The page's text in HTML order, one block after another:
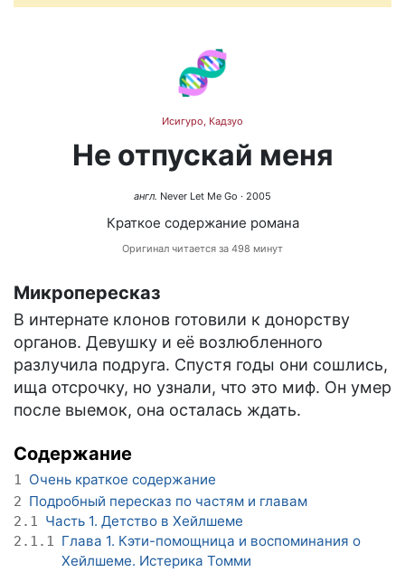
🧬
Исигуро, Кадзуо
Не отпускай меня
англ. Never Let Me Go · 2005
Краткое содержание романа
Оригинал читается за 498 минут
Микропересказ
В интернате клонов готовили к донорству
органов. Девушку и её возлюбленного
разлучила подруга. Спустя годы они сошлись,
ища отсрочку, но узнали, что это миф. Он умер
после выемок, она осталась ждать.
Содержание
1 Очень краткое содержание
2 Подробный пересказ по частям и главам
2.1 Часть 1. Детство в Хейлшеме
2.1.1 Глава 1. Кэти-помощница и воспоминания о
Хейлшеме. Истерика Томми